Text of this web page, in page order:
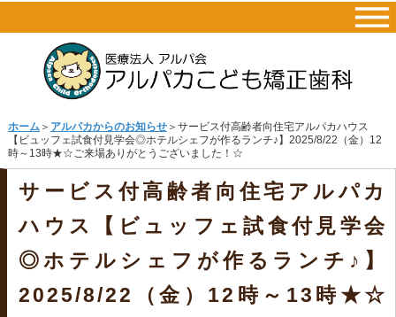
ホーム＞ アルパカからのお知らせ＞サービス付高齢者向住宅アルパカハウス
【ビュッフェ試食付見学会◎ホテルシェフが作るランチ♪】2025/8/22（金）12
時～13時★☆ご来場ありがとうございました！☆
サービス付高齢者向住宅アルパカ
ハウス【ビュッフェ試食付見学会
◎ホテルシェフが作るランチ♪】
2025/8/22（金）12時～13時★☆